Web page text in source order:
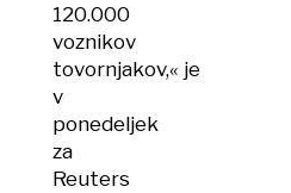
120.000
voznikov
tovornjakov,« je
v
ponedeljek
za
Reuters